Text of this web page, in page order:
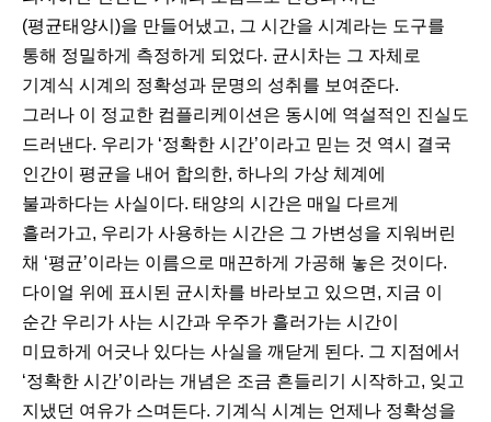
(평균태양시)을 만들어냈고, 그 시간을 시계라는 도구를
통해 정밀하게 측정하게 되었다. 균시차는 그 자체로
기계식 시계의 정확성과 문명의 성취를 보여준다.
그러나 이 정교한 컴플리케이션은 동시에 역설적인 진실도
드러낸다. 우리가 ‘정확한 시간’이라고 믿는 것 역시 결국
인간이 평균을 내어 합의한, 하나의 가상 체계에
불과하다는 사실이다. 태양의 시간은 매일 다르게
흘러가고, 우리가 사용하는 시간은 그 가변성을 지워버린
채 ‘평균’이라는 이름으로 매끈하게 가공해 놓은 것이다.
다이얼 위에 표시된 균시차를 바라보고 있으면, 지금 이
순간 우리가 사는 시간과 우주가 흘러가는 시간이
미묘하게 어긋나 있다는 사실을 깨닫게 된다. 그 지점에서
‘정확한 시간’이라는 개념은 조금 흔들리기 시작하고, 잊고
지냈던 여유가 스며든다. 기계식 시계는 언제나 정확성을